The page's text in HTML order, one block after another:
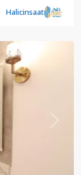
Halicinsaatالمملكة
العربية
Next